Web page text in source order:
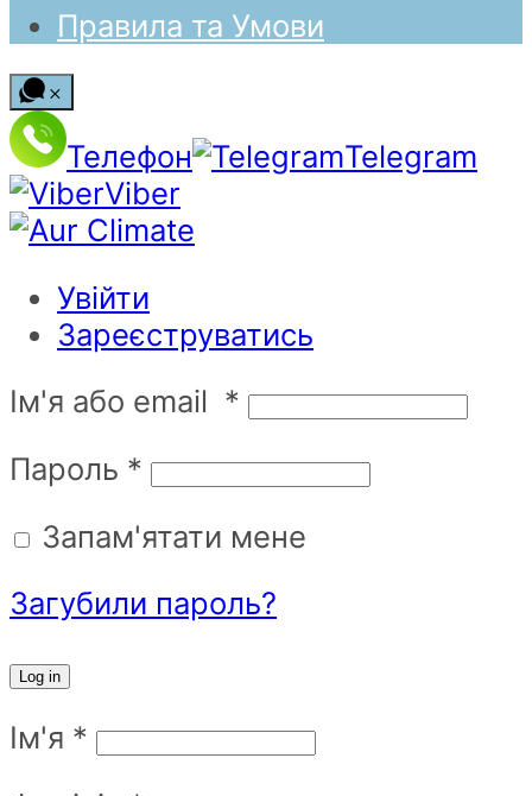
Правила та Умови
Телефон
Telegram
Viber
Увійти
Зареєструватись
Ім'я або email *
Пароль *
Запам'ятати мене
Загубили пароль?
Log in
Ім'я *